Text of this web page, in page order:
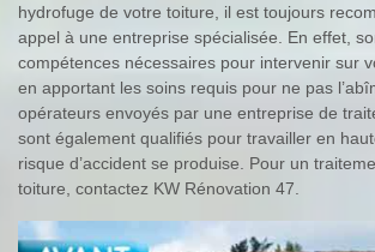
hydrofuge de votre toiture, il est toujours
appel à une entreprise spécialisée. En effet,
compétences nécessaires pour intervenir sur
en apportant les soins requis pour ne pas
opérateurs envoyés par une entreprise de
sont également qualifiés pour travailler en
risque d’accident se produise. Pour un
toiture, contactez KW Rénovation 47.